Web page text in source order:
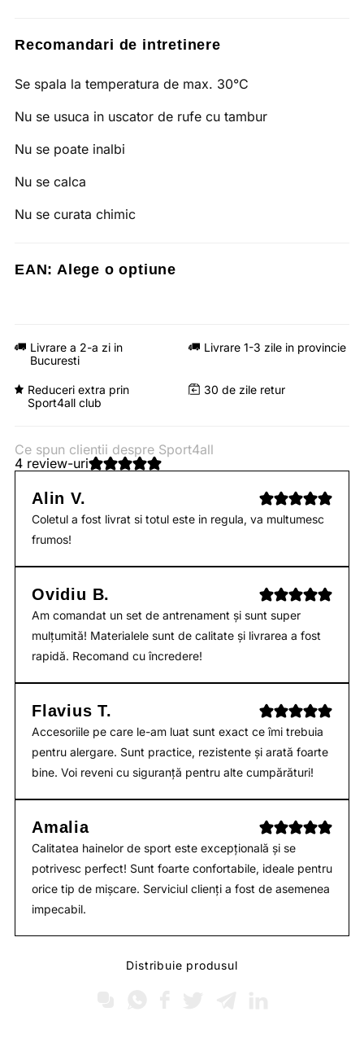
Recomandari de intretinere
Se spala la temperatura de max. 30°C
Nu se usuca in uscator de rufe cu tambur
Nu se poate inalbi
Nu se calca
Nu se curata chimic
EAN: Alege o optiune
Livrare a 2-a zi in
Bucuresti
Livrare 1-3 zile in provincie
Reduceri extra prin
Sport4all club
30 de zile retur
Ce spun clientii despre Sport4all
4 review-uri
Alin V.
Coletul a fost livrat si totul este in regula, va multumesc
frumos!
Ovidiu B.
Am comandat un set de antrenament și sunt super
mulțumită! Materialele sunt de calitate și livrarea a fost
rapidă. Recomand cu încredere!
Flavius T.
Accesoriile pe care le-am luat sunt exact ce îmi trebuia
pentru alergare. Sunt practice, rezistente și arată foarte
bine. Voi reveni cu siguranță pentru alte cumpărături!
Amalia
Calitatea hainelor de sport este excepțională și se
potrivesc perfect! Sunt foarte confortabile, ideale pentru
orice tip de mișcare. Serviciul clienți a fost de asemenea
impecabil.
Distribuie produsul